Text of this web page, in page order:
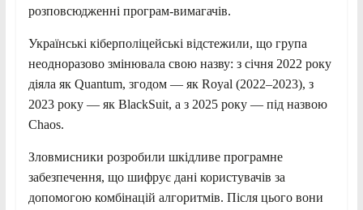
розповсюдженні програм-вимагачів.
Українські кіберполіцейські відстежили, що група
неодноразово змінювала свою назву: з січня 2022 року
діяла як Quantum, згодом — як Royal (2022–2023), з
2023 року — як BlackSuit, а з 2025 року — під назвою
Chaos.
Зловмисники розробили шкідливе програмне
забезпечення, що шифрує дані користувачів за
допомогою комбінацій алгоритмів. Після цього вони